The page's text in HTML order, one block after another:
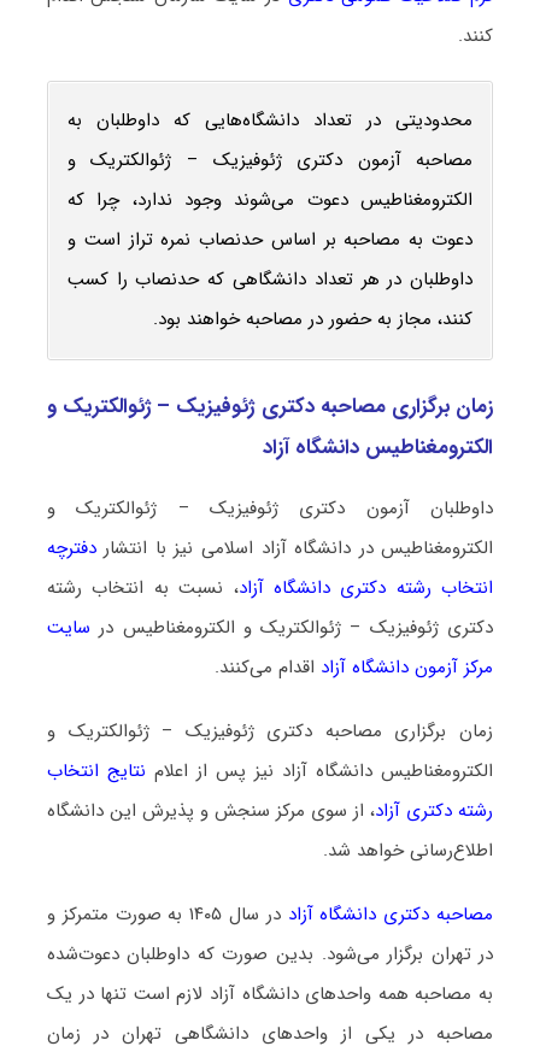
کنند.
محدودیتی در تعداد دانشگاه‌هایی که داوطلبان به
مصاحبه آزمون دکتری ژئوفیزیک – ژئوالکتریک و
الکترومغناطیس دعوت می‌شوند وجود ندارد، چرا که
دعوت به مصاحبه بر اساس حدنصاب نمره تراز است و
داوطلبان در هر تعداد دانشگاهی که حدنصاب را کسب
کنند، مجاز به حضور در مصاحبه خواهند بود.
زمان برگزاری مصاحبه دکتری ژئوفیزیک – ژئوالکتریک و
الکترومغناطیس دانشگاه آزاد
داوطلبان آزمون دکتری ژئوفیزیک – ژئوالکتریک و
الکترومغناطیس در دانشگاه آزاد اسلامی نیز با انتشاردفترچه
انتخاب رشته دکتری دانشگاه آزاد، نسبت به انتخاب رشته
دکتری ژئوفیزیک – ژئوالکتریک و الکترومغناطیس در سایت
مرکز آزمون دانشگاه آزاد اقدام می‌کنند.
زمان برگزاری مصاحبه دکتری ژئوفیزیک – ژئوالکتریک و
الکترومغناطیس دانشگاه آزاد نیز پس از اعلام نتایج انتخاب
رشته دکتری آزاد، از سوی مرکز سنجش و پذیرش این دانشگاه
اطلاع‌رسانی خواهد شد.
مصاحبه دکتری دانشگاه آزاد
در سال ۱۴۰۵ به صورت متمرکز و
در تهران برگزار می‌شود. بدین صورت که داوطلبان دعوت‌شده
به مصاحبه همه واحدهای دانشگاه آزاد لازم است تنها در یک
مصاحبه در یکی از واحدهای دانشگاهی تهران در زمان